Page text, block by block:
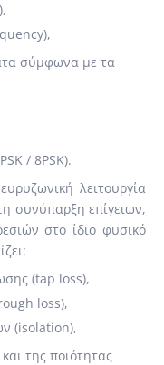
σύμφωνα με τα
/ 8PSK).
λειτουργία
συνύπαρξη επίγειων,
στο ίδιο φυσικό
(tap loss),
loss),
(isolation),
της ποιότητας